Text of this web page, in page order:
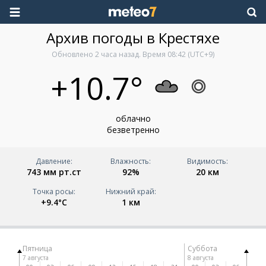
Архив погоды в Крестяхе
Обновлено 2 часа назад. Время 08:42 (UTC+9)
+10.7°
облачно
безветренно
Давление:
743 мм рт.ст
Влажность:
92%
Видимость:
20 км
Точка росы:
+9.4°C
Нижний край:
1 км
Пятница
7 августа
Суббота
8 августа